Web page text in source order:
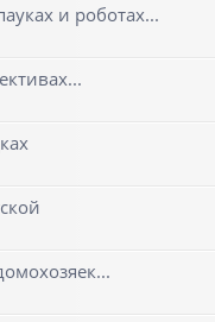
и роботах...